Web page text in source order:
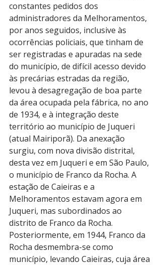
constantes pedidos dos
administradores da Melhoramentos,
por anos seguidos, inclusive às
ocorrências policiais, que tinham de
ser registradas e apuradas na sede
do município, de difícil acesso devido
às precárias estradas da região,
levou à desagregação de boa parte
da área ocupada pela fábrica, no ano
de 1934, e à integração deste
território ao município de Juqueri
(atual Mairiporã). Da anexação
surgiu, com nova divisão distrital,
desta vez em Juqueri e em São Paulo,
o município de Franco da Rocha. A
estação de Caieiras e a
Melhoramentos estavam agora em
Juqueri, mas subordinados ao
distrito de Franco da Rocha.
Posteriormente, em 1944, Franco da
Rocha desmembra-se como
município, levando Caieiras, cuja área